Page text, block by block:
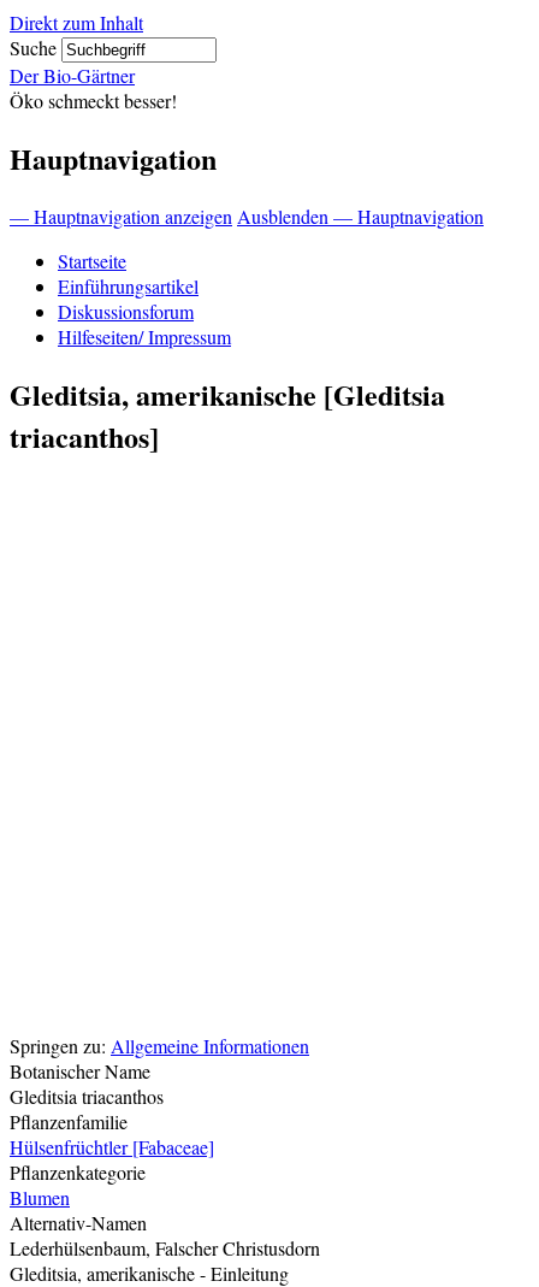
Direkt zum Inhalt
Suche
Der Bio-Gärtner
Öko schmeckt besser!
Hauptnavigation
— Hauptnavigation anzeigen Ausblenden — Hauptnavigation
Startseite
Einführungsartikel
Diskussionsforum
Hilfeseiten/ Impressum
Gleditsia, amerikanische [Gleditsia
triacanthos]
Springen zu: Allgemeine Informationen
Botanischer Name
Gleditsia triacanthos
Pflanzenfamilie
Hülsenfrüchtler [Fabaceae]
Pflanzenkategorie
Blumen
Alternativ-Namen
Lederhülsenbaum, Falscher Christusdorn
Gleditsia, amerikanische- Einleitung